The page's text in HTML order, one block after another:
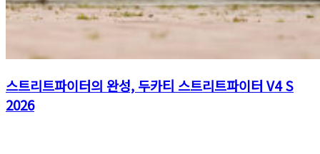
스트리트파이터의 완성, 두카티 스트리트파이터 V4 S
2026